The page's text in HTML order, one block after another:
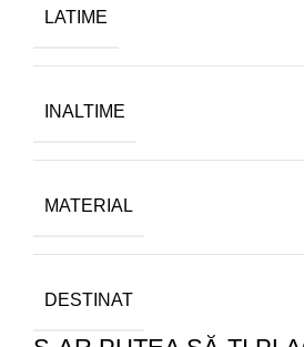
LATIME
INALTIME
MATERIAL
DESTINAT